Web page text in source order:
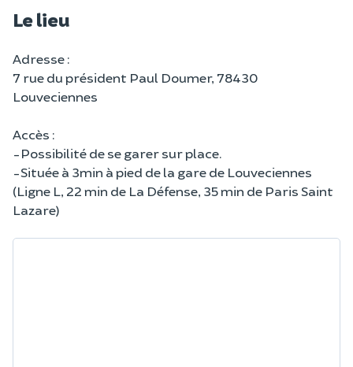
Le lieu
Adresse :
7 rue du président Paul Doumer, 78430
Louveciennes
Accès :
-Possibilité de se garer sur place.
-Située à 3min à pied de la gare de Louveciennes
(Ligne L, 22 min de La Défense, 35 min de Paris Saint
Lazare)